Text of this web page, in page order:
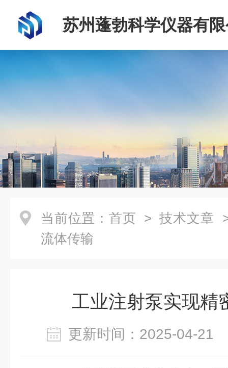
苏州蓬勃科学仪器有
当前位置： 首页 > 技术文章
流体传输
工业注射泵实现精
更新时间：2025-04-